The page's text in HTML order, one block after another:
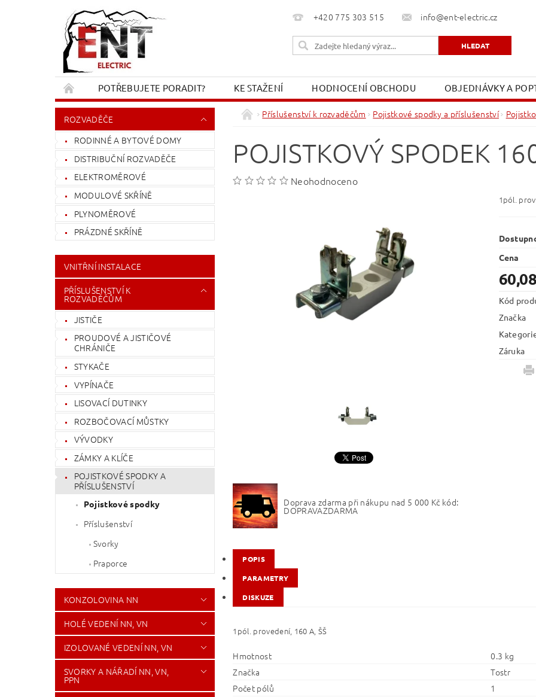
+420 775 303 515 info@ent-electric.cz
POTŘEBUJETE PORADIT? KE STAŽENÍ HODNOCENÍ OBCHODU
OBJEDNÁVKY A
REKLAMACE A VRÁCENÍ
KONTAKT OBCHODNÍ PODMÍNKY MOJE OBJEDNÁVKA
ROZVADĚČE
RODINNÉ A BYTOVÉ DOMY
DISTRIBUČNÍ ROZVADĚČE
ELEKTROMĚROVÉ
MODULOVÉ SKŘÍNĚ
PLYNOMĚROVÉ
PRÁZDNÉ SKŘÍNĚ
VNITŘNÍ INSTALACE
PŘÍSLUŠENSTVÍ K
ROZVADĚČŮM
JISTIČE
PROUDOVÉ A JISTIČOVÉ
CHRÁNIČE
STYKAČE
VYPÍNAČE
LISOVACÍ DUTINKY
ROZBOČOVACÍ MŮSTKY
VÝVODKY
ZÁMKY A KLÍČE
POJISTKOVÉ SPODKY A
PŘÍSLUŠENSTVÍ
Pojistkové spodky
Příslušenství
Svorky
Praporce
KONZOLOVINA NN
HOLÉ VEDENÍ NN, VN
IZOLOVANÉ VEDENÍ NN, VN
SVORKY A NÁŘADÍ NN, VN,
PPN
Příslušenství k rozvaděčům Pojistkové spodky a příslušenství
POJISTKOVÝ SPODEK
Neohodnoceno
1pól.
Cena
Kód
Značka
Záruka
Doprava zdarma při nákupu nad 5 000 Kč kód:
DOPRAVAZDARMA
POPIS
PARAMETRY
DISKUZE
1pól. provedení, 160 A, ŠŠ
Hmotnost
0.3 kg
Značka
Tostr
Počet pólů
1